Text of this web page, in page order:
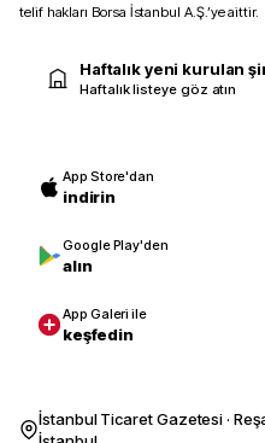
telif hakları Borsa İstanbul A.Ş.’ye aittir.
Haftalık yeni kurulan
Haftalık listeye göz atın
App Store'dan
indirin
Google Play'den
alın
App Galeri ile
keşfedin
İstanbul Ticaret Gazetesi ·